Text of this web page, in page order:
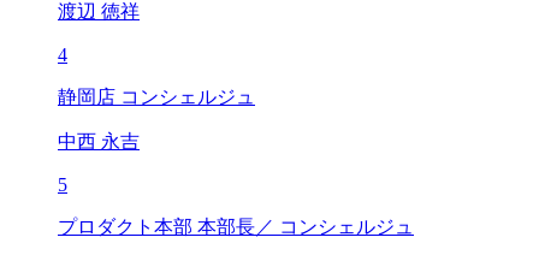
渡辺 徳祥
4
静岡店 コンシェルジュ
中西 永吉
5
プロダクト本部 本部長／ コンシェルジュ